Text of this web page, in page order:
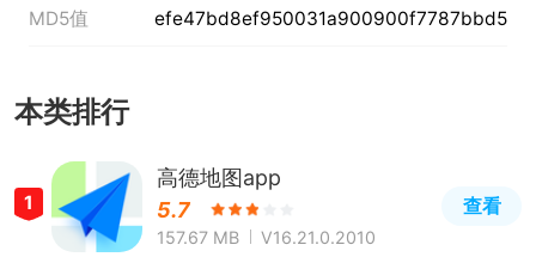
MD5值 efe47bd8ef950031a900900f7787bbd5
本类排行
1
高德地图app
5.7
157.67 MB V16.21.0.2010
查看